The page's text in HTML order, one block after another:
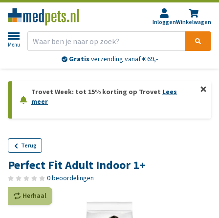
InloggenWinkelwagen
Menu
Gratis verzending vanaf € 69,-
Trovet Week: tot 15% korting op Trovet Lees
meer
Terug
Perfect Fit Adult Indoor 1+
0 beoordelingen
Herhaal